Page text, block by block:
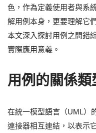
色，作為定義使用者與系
解用例本身，更要理解它
本文深入探討用例之間錯
實際應用意義。
用例的關係類
在統一模型語言（UML）
連接器相互連結，以表示